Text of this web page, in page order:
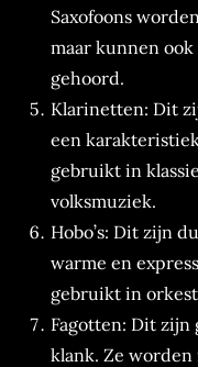
Saxofoons
maar kunnen
gehoord.
Klarinetten: Dit
een
gebruikt in
volksmuziek.
Hobo’s: Dit zijn
warme en
gebruikt in
Fagotten: Dit zijn
klank. Ze